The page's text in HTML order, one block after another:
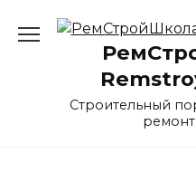
Строительный